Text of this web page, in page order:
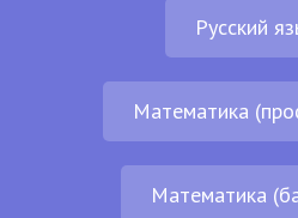
Русский
Математика
Математика